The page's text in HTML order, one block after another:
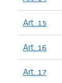
Art. 15
Art. 16
Art. 17